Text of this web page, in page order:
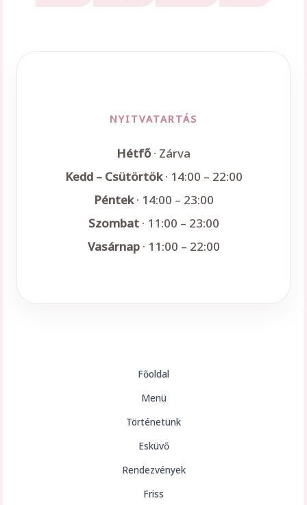
NYITVATARTÁS
Hétfő· Zárva
Kedd – Csütörtök· 14:00 – 22:00
Péntek· 14:00 – 23:00
Szombat· 11:00 – 23:00
Vasárnap· 11:00 – 22:00
Főoldal
Menü
Történetünk
Esküvő
Rendezvények
Friss